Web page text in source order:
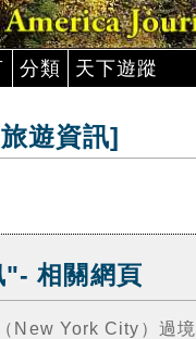
分類 天下遊蹤
遊資訊]
"- 相關網頁
New York City）過